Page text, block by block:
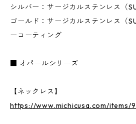
シルバー：サージカルステンレス（
ゴールド：サージカルステンレス（
ーコーティング
■ オパールシリーズ
【ネックレス】
https://www.michicusa.com/items/